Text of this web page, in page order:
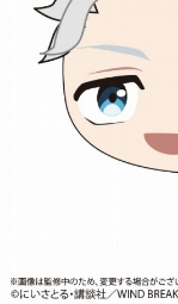
每筆NT$150